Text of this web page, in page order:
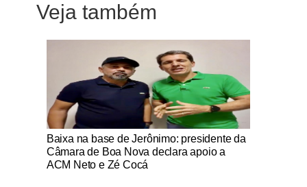
Veja também
Notícias Católicas
Baixa na base de Jerônimo: presidente da
Câmara de Boa Nova declara apoio a
ACM Neto e Zé Cocá